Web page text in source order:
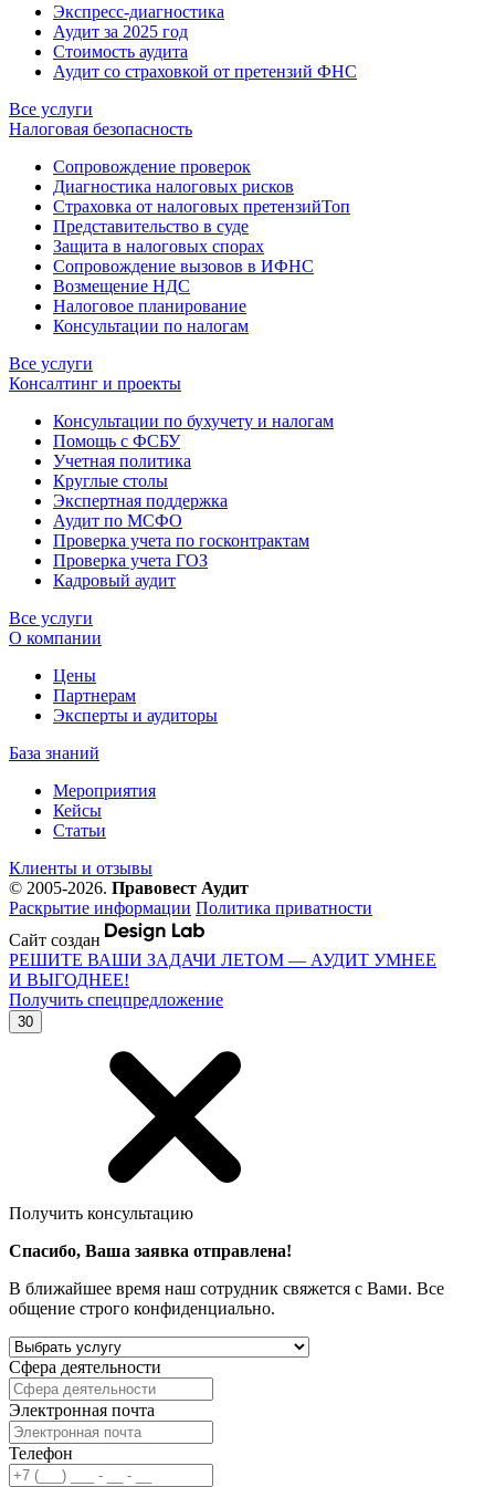
Экспресс-диагностика
Аудит за 2025 год
Стоимость аудита
Аудит со страховкой от претензий ФНС
Все услуги
Налоговая безопасность
Сопровождение проверок
Диагностика налоговых рисков
Страховка от налоговых претензийТоп
Представительство в суде
Защита в налоговых спорах
Сопровождение вызовов в ИФНС
Возмещение НДС
Налоговое планирование
Консультации по налогам
Все услуги
Консалтинг и проекты
Консультации по бухучету и налогам
Помощь с ФСБУ
Учетная политика
Круглые столы
Экспертная поддержка
Аудит по МСФО
Проверка учета по госконтрактам
Проверка учета ГОЗ
Кадровый аудит
Все услуги
О компании
Цены
Партнерам
Эксперты и аудиторы
База знаний
Мероприятия
Кейсы
Статьи
Клиенты и отзывы
© 2005-2026. Правовест Аудит
Раскрытие информации Политика приватности
Сайт создан
РЕШИТЕ ВАШИ ЗАДАЧИ ЛЕТОМ — АУДИТ УМНЕЕ
И ВЫГОДНЕЕ!
Получить спецпредложение
30
Получить консультацию
Спасибо, Ваша заявка отправлена!
В ближайшее время наш сотрудник свяжется с Вами. Все
общение строго конфиденциально.
Сфера деятельности
Электронная почта
Телефон